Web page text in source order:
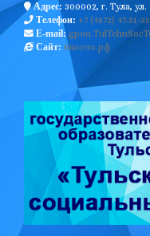
Адрес: 300002, г. Тула,
Телефон: +7 (4872) 47-51-35
E-mail:
Сайт: бпоото.рф